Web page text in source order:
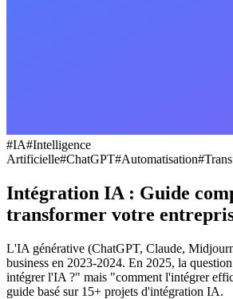
#IA#Intelligence
Artificielle#ChatGPT#Automatisation#
Intégration IA : Guide
transformer votre
L'IA générative (ChatGPT, Claude,
business en 2023-2024. En 2025, la
intégrer l'IA ?" mais "comment l'intégrer
guide basé sur 15+ projets d'intégration IA.